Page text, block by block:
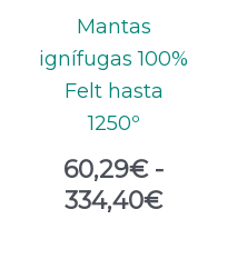
Mantas
ignífugas 100%
Felt hasta
1250º
60,29€ -
334,40€